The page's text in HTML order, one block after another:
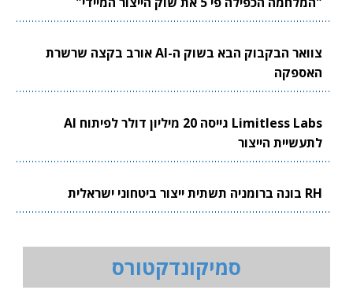
צוואר הבקבוק הבא בשוק ה-AI אורב בקצה שרשרת
האספקה
Limitless Labs גייסה 20 מיליון דולר לפיתוח AI
לתעשיית הייצור
RH בונה ברומניה תשתית ייצור ביטחוני ישראלית
סמיקונדקטורס